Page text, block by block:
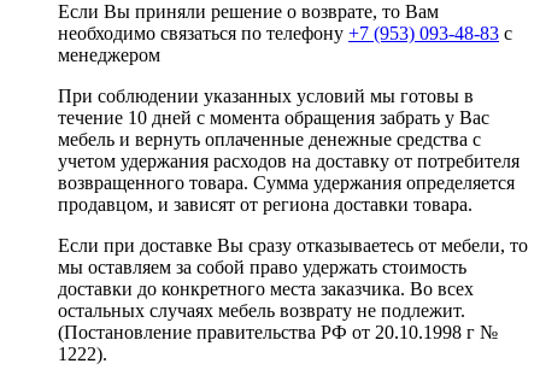
Если Вы приняли решение о возврате, то Вам
необходимо связаться по телефону +7 (953) 093-48-83 с
менеджером
При соблюдении указанных условий мы готовы в
течение 10 дней с момента обращения забрать у Вас
мебель и вернуть оплаченные денежные средства с
учетом удержания расходов на доставку от потребителя
возвращенного товара. Сумма удержания определяется
продавцом, и зависят от региона доставки товара.
Если при доставке Вы сразу отказываетесь от мебели, то
мы оставляем за собой право удержать стоимость
доставки до конкретного места заказчика. Во всех
остальных случаях мебель возврату не подлежит.
(Постановление правительства РФ от 20.10.1998 г №
1222).